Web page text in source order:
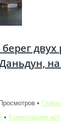
двух
•
• Коментариев нет